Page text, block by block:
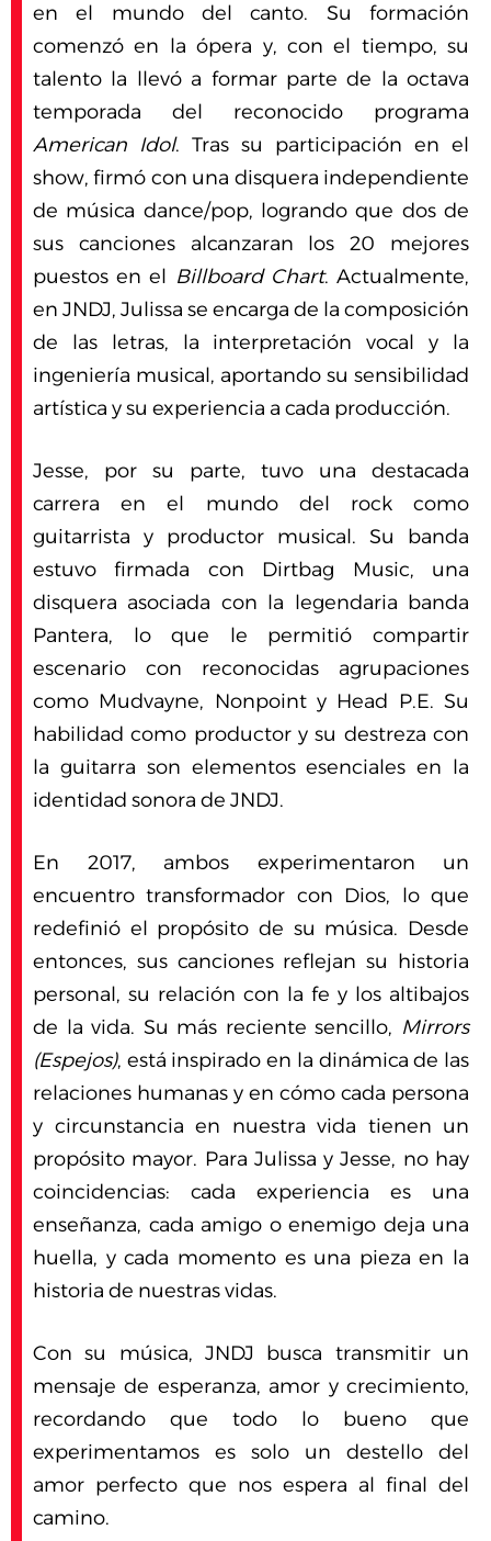
en el mundo del canto. Su formación
comenzó en la ópera y, con el tiempo, su
talento la llevó a formar parte de la octava
temporada del reconocido programa
American Idol. Tras su participación en el
show, firmó con una disquera independiente
de música dance/pop, logrando que dos de
sus canciones alcanzaran los 20 mejores
puestos en el Billboard Chart. Actualmente,
en JNDJ, Julissa se encarga de la composición
de las letras, la interpretación vocal y la
ingeniería musical, aportando su sensibilidad
artística y su experiencia a cada producción.
Jesse, por su parte, tuvo una destacada
carrera en el mundo del rock como
guitarrista y productor musical. Su banda
estuvo firmada con Dirtbag Music, una
disquera asociada con la legendaria banda
Pantera, lo que le permitió compartir
escenario con reconocidas agrupaciones
como Mudvayne, Nonpoint y Head P.E. Su
habilidad como productor y su destreza con
la guitarra son elementos esenciales en la
identidad sonora de JNDJ.
En 2017, ambos experimentaron un
encuentro transformador con Dios, lo que
redefinió el propósito de su música. Desde
entonces, sus canciones reflejan su historia
personal, su relación con la fe y los altibajos
de la vida. Su más reciente sencillo, Mirrors
(Espejos), está inspirado en la dinámica de las
relaciones humanas y en cómo cada persona
y circunstancia en nuestra vida tienen un
propósito mayor. Para Julissa y Jesse, no hay
coincidencias: cada experiencia es una
enseñanza, cada amigo o enemigo deja una
huella, y cada momento es una pieza en la
historia de nuestras vidas.
Con su música, JNDJ busca transmitir un
mensaje de esperanza, amor y crecimiento,
recordando que todo lo bueno que
experimentamos es solo un destello del
amor perfecto que nos espera al final del
camino.